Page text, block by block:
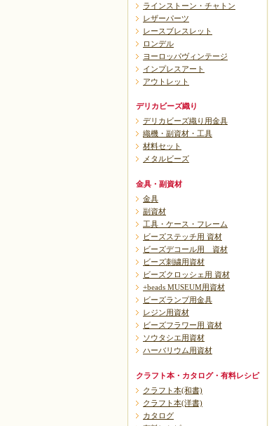
ラインストーン・チャトン
レザーパーツ
レースブレスレット
ロンデル
ヨーロッパヴィンテージ
インプレスアート
アウトレット
デリカビーズ織り
デリカビーズ織り用金具
織機・副資材・工具
材料セット
メタルビーズ
金具・副資材
金具
副資材
工具・ケース・フレーム
ビーズステッチ用 資材
ビーズデコール用 資材
ビーズ刺繍用資材
ビーズクロッシェ用 資材
+beads MUSEUM用資材
ビーズランプ用金具
レジン用資材
ビーズフラワー用 資材
ソウタシエ用資材
ハーバリウム用資材
クラフト本・カタログ・有料レシピ
クラフト本(和書)
クラフト本(洋書)
カタログ